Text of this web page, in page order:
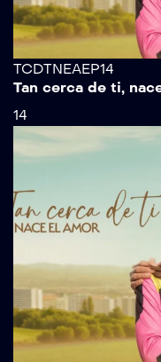
TCDTNEAEP14
Tan cerca de ti,
14